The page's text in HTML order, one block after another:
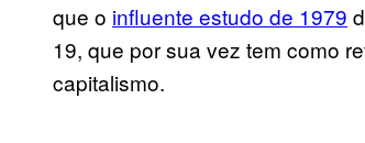
que o influente estudo de 1979
19, que por sua vez tem como
capitalismo.